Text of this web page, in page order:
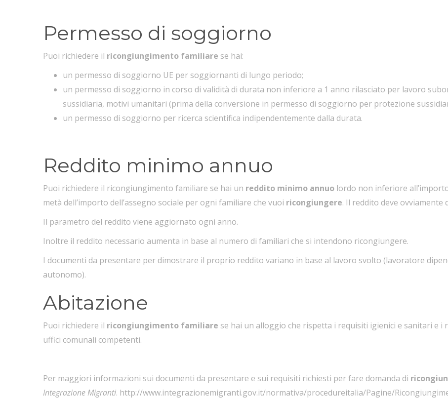
Permesso di soggiorno
Puoi richiedere il ricongiungimento familiare se hai:
un permesso di soggiorno UE per soggiornanti di lungo periodo;
un permesso di soggiorno in corso di validità di durata non inferiore a 1 anno rilasciato per lavoro
sussidiaria, motivi umanitari (prima della conversione in permesso di soggiorno per protezione
un permesso di soggiorno per ricerca scientifica indipendentemente dalla durata.
Reddito minimo annuo
Puoi richiedere il ricongiungimento familiare se hai un reddito minimo annuo lordo non inferiore
metà dell’importo dell’assegno sociale per ogni familiare che vuoi ricongiungere. Il reddito deve
Il parametro del reddito viene aggiornato ogni anno.
Inoltre il reddito necessario aumenta in base al numero di familiari che si intendono ricongiungere.
I documenti da presentare per dimostrare il proprio reddito variano in base al lavoro svolto (lavoratore
autonomo).
Abitazione
Puoi richiedere il ricongiungimento familiare se hai un alloggio che rispetta i requisiti igienici e sanitari e
uffici comunali competenti.
Per maggiori informazioni sui documenti da presentare e sui requisiti richiesti per fare domanda di
Integrazione Migranti. http://www.integrazionemigranti.gov.it/normativa/procedureitalia/Pagine/